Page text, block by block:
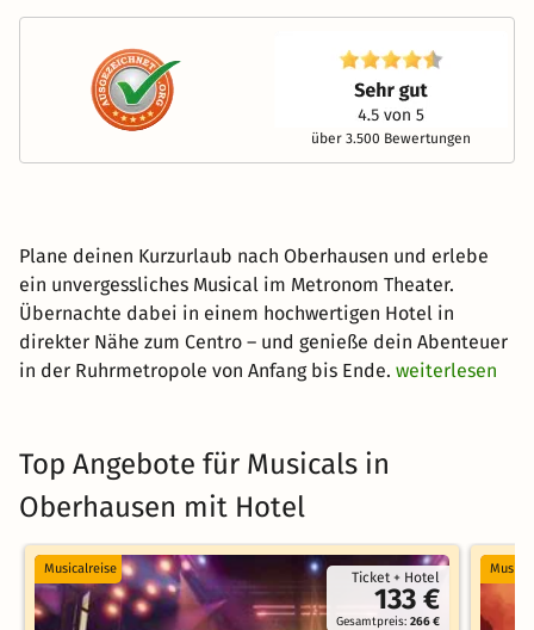
über 3.500 Bewertungen
Plane deinen Kurzurlaub nach Oberhausen und erlebe
ein unvergessliches Musical im Metronom Theater.
Übernachte dabei in einem hochwertigen Hotel in
direkter Nähe zum Centro – und genieße dein Abenteuer
in der Ruhrmetropole von Anfang bis Ende. weiterlesen
Top Angebote für Musicals in
Oberhausen mit Hotel
Ticket + Hotel
133 €
Gesamtpreis:266 €
Musicalreise